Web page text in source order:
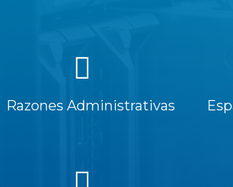
Razones Administrativas